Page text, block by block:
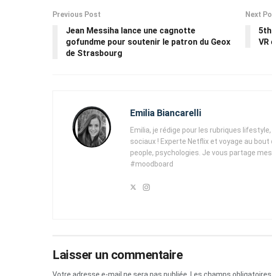
Previous Post
Jean Messiha lance une cagnotte
gofundme pour soutenir le patron du Geox
de Strasbourg
Next
VR
Emilia Biancarelli
Emilia, je rédige pour les rubriques
sociaux ! Experte Netflix et voyage au
people, psychologies. Je vous partage
#moodboard
Laisser un commentaire